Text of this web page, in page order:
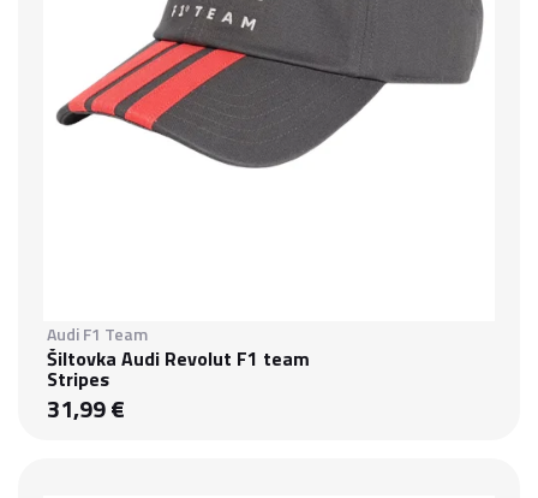
Audi F1 Team
Šiltovka Audi Revolut F1 team
Stripes
31,99 €